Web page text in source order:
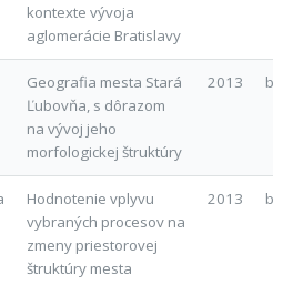
kontexte vývoja
aglomerácie Bratislavy
Geografia mesta Stará
Ľubovňa, s dôrazom
na vývoj jeho
morfologickej štruktúry
2013 b
Hodnotenie vplyvu
vybraných procesov na
zmeny priestorovej
štruktúry mesta
2013 b